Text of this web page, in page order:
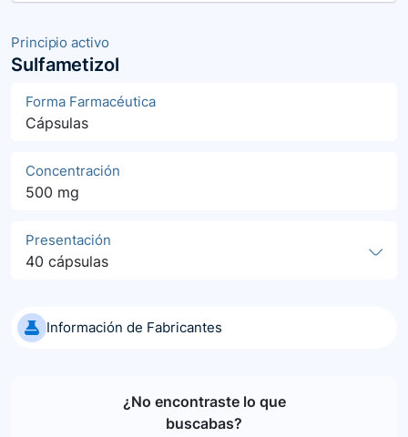
Principio activo
Sulfametizol
Forma Farmacéutica
Cápsulas
Concentración
500 mg
Presentación
40 cápsulas
Información de Fabricantes
¿No encontraste lo que
buscabas?